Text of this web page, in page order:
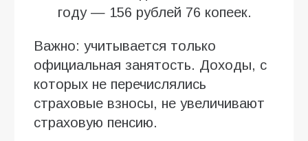
году — 156 рублей 76 копеек.
Важно: учитывается только
официальная занятость. Доходы, с
которых не перечислялись
страховые взносы, не увеличивают
страховую пенсию.